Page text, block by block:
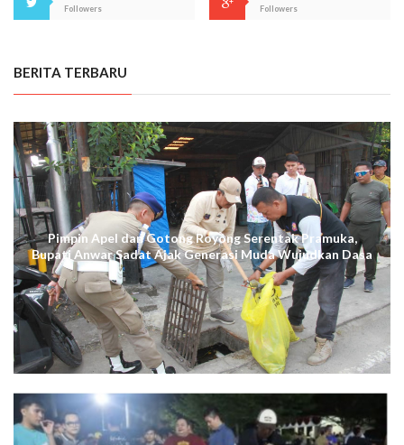
Followers
Followers
BERITA TERBARU
Pimpin Apel dan Gotong Royong Serentak Pramuka,
Bupati Anwar Sadat Ajak Generasi Muda Wujudkan Dasa
Darma Melalui Aksi Nyata Peduli Lingkungan